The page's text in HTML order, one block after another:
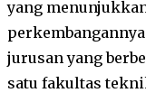
yang
jurusan yang
satu fakultas